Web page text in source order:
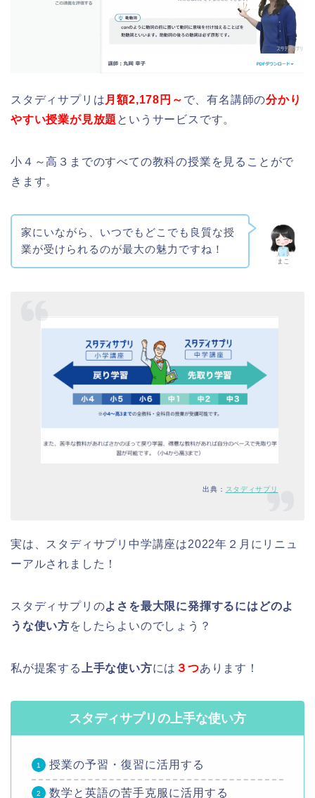
スタディサプリは 月額2,178円～ で、有名講師の分かり
やすい授業が見放題 というサービスです。
小４～高３までのすべての教科の授業を見ることがで
きます。
まこ
家にいながら、いつでもどこでも良質な授
業が受けられるのが最大の魅力ですね！
出典： スタディサプリ
実は、スタディサプリ中学講座は2022年２月にリニュ
ーアルされました！
スタディサプリのよさを最大限に発揮するにはどのよ
うな使い方をしたらよいのでしょう？
私が提案する 上手な使い方には ３つあります！
スタディサプリの上手な使い方
授業の予習・復習に活用する
数学と英語の苦手克服に活用する